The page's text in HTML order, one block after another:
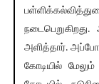
அளித்தார்.
கோடியில் மேலும்